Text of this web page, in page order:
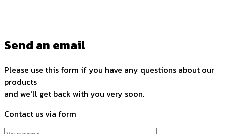
Send an email
Please use this form if you have any questions about our
products
and we'll get back with you very soon.
Contact us via form